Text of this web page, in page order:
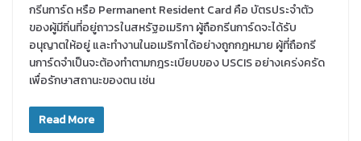
กรีนการ์ด หรือ Permanent Resident Card คือ บัตรประจำตัว
ของผู้มีถิ่นที่อยู่ถาวรในสหรัฐอเมริกา ผู้ถือกรีนการ์ดจะได้รับ
อนุญาตให้อยู่ และทำงานในอเมริกาได้อย่างถูกกฎหมาย ผู้ที่ถือกรี
นการ์ดจำเป็นจะต้องทำตามกฎระเบียบของ USCIS อย่างเคร่งครัด
เพื่อรักษาสถานะของตน เช่น
Read More